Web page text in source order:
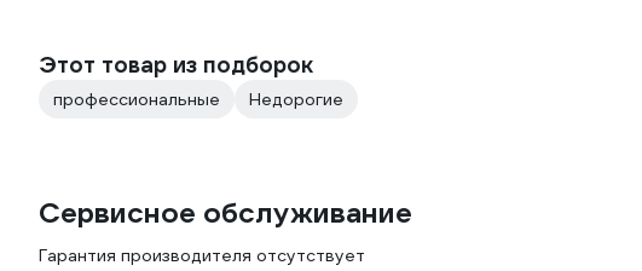
Этот товар из подборок
профессиональные Недорогие
Сервисное обслуживание
Гарантия производителя отсутствует